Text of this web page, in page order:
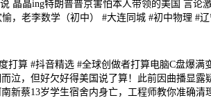
晶晶ing特朗普普京害怕本人带领的美国 言
老李数学（初中） #大连同城 #初中物理 #
#抖音精选 #全球创做者打算电脑C盘爆满
泣，但好欠好得美国说了算！此前因曲播显
新蔡13岁学生宿舍内身亡，工程师教你准确清